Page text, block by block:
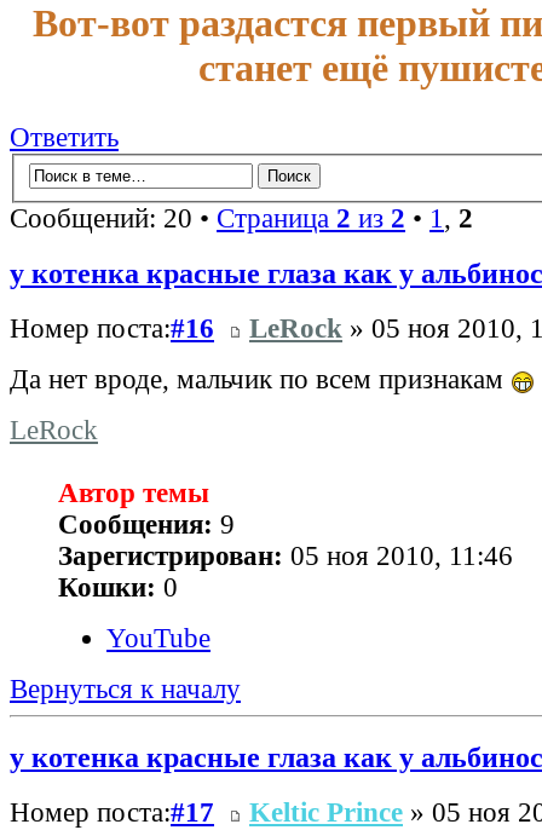
Вот-вот раздастся первый
станет ещё
Ответить
Сообщений: 20 • Страница 2 из 2 • 1 , 2
у котенка красные глаза как у
Номер поста:#16 LeRock » 05 ноя 2010,
Да нет вроде, мальчик по всем признакам
LeRock
Автор темы
Сообщения: 9
Зарегистрирован: 05 ноя 2010, 11:46
Кошки: 0
YouTube
Вернуться к началу
у котенка красные глаза как у
Номер поста:#17 Keltic Prince » 05 ноя